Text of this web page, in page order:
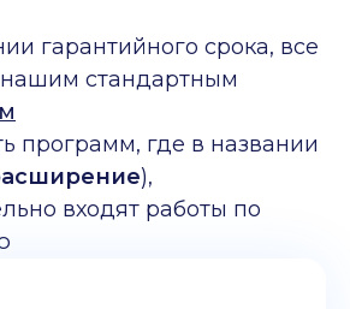
гарантийного срока, все
стандартным
программ, где в названии
),
входят работы по